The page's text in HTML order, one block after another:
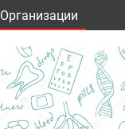
Организации